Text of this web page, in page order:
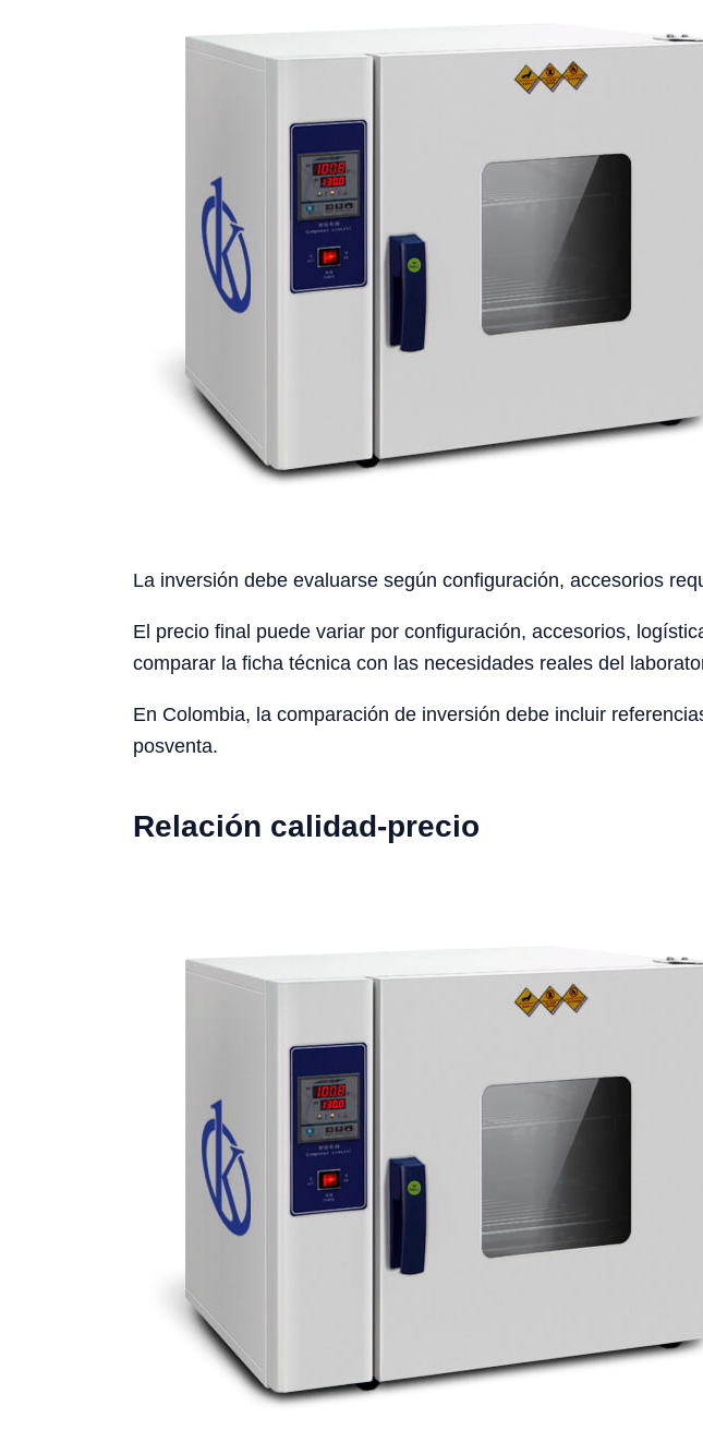
La inversión debe evaluarse según configuración, accesorios
El precio final puede variar por configuración, accesorios,
comparar la ficha técnica con las necesidades reales del
En Colombia, la comparación de inversión debe incluir
posventa.
Relación calidad-precio